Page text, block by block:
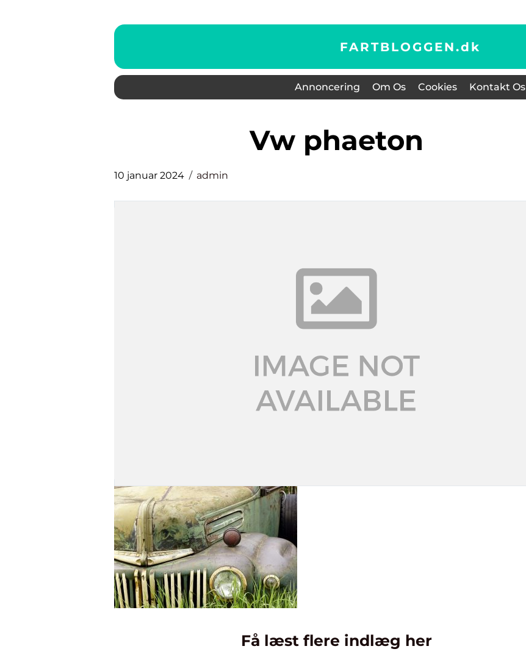
FARTBLOGGEN.dk
Annoncering Om Os Cookies Kontakt Os
vw phaeton
10 januar 2024 admin
Få læst flere indlæg her